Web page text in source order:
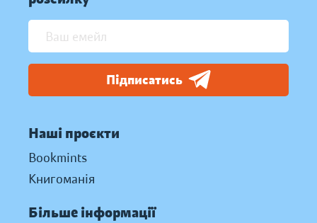
Підписатись
Наші проєкти
Bookmints
Книгоманія
Більше інформації